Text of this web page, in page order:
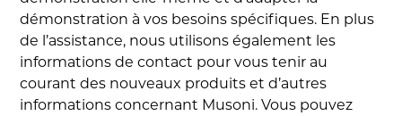
démonstration à vos besoins spécifiques. En plus
de l’assistance, nous utilisons également les
informations de contact pour vous tenir au
courant des nouveaux produits et d’autres
informations concernant Musoni. Vous pouvez